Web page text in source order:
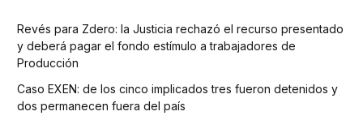
Revés para Zdero: la Justicia rechazó el recurso presentado
y deberá pagar el fondo estímulo a trabajadores de
Producción
Caso EXEN: de los cinco implicados tres fueron detenidos y
dos permanecen fuera del país